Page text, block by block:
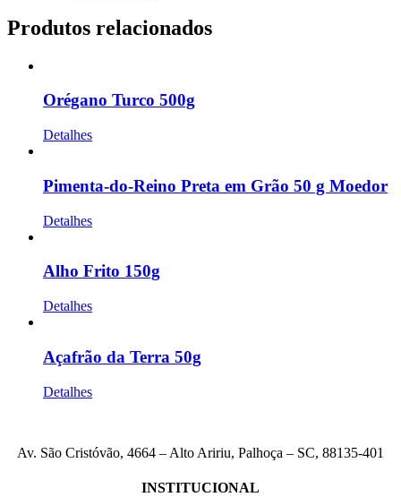
Produtos relacionados
Orégano Turco 500g
Detalhes
Pimenta-do-Reino Preta em Grão 50 g Moedor
Detalhes
Alho Frito 150g
Detalhes
Açafrão da Terra 50g
Detalhes
Av. São Cristóvão, 4664 – Alto Aririu, Palhoça – SC, 88135-401
INSTITUCIONAL